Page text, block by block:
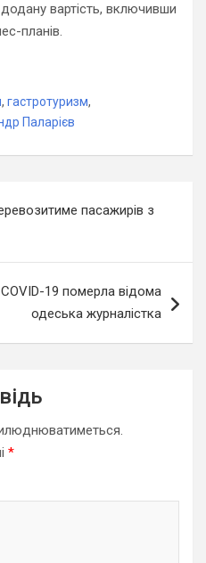
вартість, включивши
планів.
, гастротуризм,
Паларієв
пасажирів з
19 померла відома
одеська журналістка
*